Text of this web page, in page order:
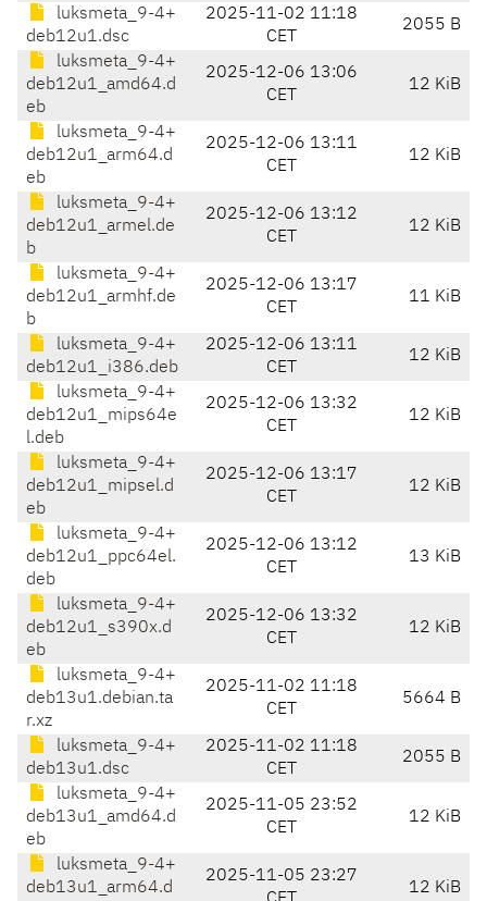
luksmeta_9-4+
deb12u1.dsc
2025-11-02 11:18
CET
2055 B
luksmeta_9-4+
deb12u1_amd64.d
eb
2025-12-06 13:06
CET
12 KiB
luksmeta_9-4+
deb12u1_arm64.d
eb
2025-12-06 13:11
CET
12 KiB
luksmeta_9-4+
deb12u1_armel.de
b
2025-12-06 13:12
CET
12 KiB
luksmeta_9-4+
deb12u1_armhf.de
b
2025-12-06 13:17
CET
11 KiB
luksmeta_9-4+
deb12u1_i386.deb
2025-12-06 13:11
CET
12 KiB
luksmeta_9-4+
deb12u1_mips64e
l.deb
2025-12-06 13:32
CET
12 KiB
luksmeta_9-4+
deb12u1_mipsel.d
eb
2025-12-06 13:17
CET
12 KiB
luksmeta_9-4+
deb12u1_ppc64el.
deb
2025-12-06 13:12
CET
13 KiB
luksmeta_9-4+
deb12u1_s390x.d
eb
2025-12-06 13:32
CET
12 KiB
luksmeta_9-4+
deb13u1.debian.ta
r.xz
2025-11-02 11:18
CET
5664 B
luksmeta_9-4+
deb13u1.dsc
2025-11-02 11:18
CET
2055 B
luksmeta_9-4+
deb13u1_amd64.d
eb
2025-11-05 23:52
CET
12 KiB
luksmeta_9-4+
deb13u1_arm64.d
2025-11-05 23:27
12 KiB